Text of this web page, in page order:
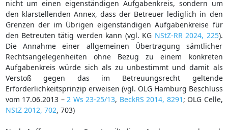
nicht um einen eigenständigen Aufgabenkreis, sondern um
den klarstellenden Annex, dass der Betreuer lediglich in den
Grenzen der im Übrigen eigenständigen Aufgabenkreise für
den Betreuten tätig werden kann (vgl. KG NStZ-RR 2024, 225).
Die Annahme einer allgemeinen Übertragung sämtlicher
Rechtsangelegenheiten ohne Bezug zu einem konkreten
Aufgabenkreis würde sich als zu unbestimmt und damit als
Verstoß gegen das im Betreuungsrecht geltende
Erforderlichkeitsprinzip erweisen (vgl. OLG Hamburg Beschluss
vom 17.06.2013 – 2 Ws 23-25/13, BeckRS 2014, 8291 ; OLG Celle,
NStZ 2012, 702, 703)